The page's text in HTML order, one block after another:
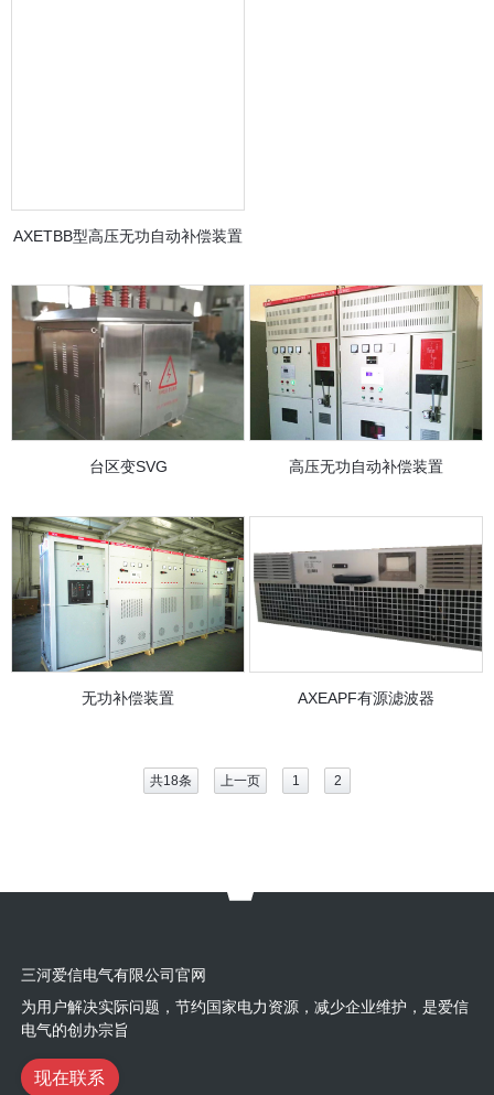
AXETBB型高压无功自动补偿装置
台区变SVG 高压无功自动补偿装置
无功补偿装置 AXEAPF有源滤波器
共18条 上一页 1 2
三河爱信电气有限公司官网
为用户解决实际问题，节约国家电力资源，减少企业维护，是爱信
电气的创办宗旨
现在联系